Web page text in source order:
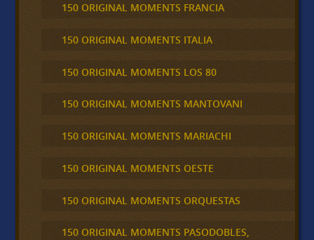
150 ORIGINAL MOMENTS FRANCIA
150 ORIGINAL MOMENTS ITALIA
150 ORIGINAL MOMENTS LOS 80
150 ORIGINAL MOMENTS MANTOVANI
150 ORIGINAL MOMENTS MARIACHI
150 ORIGINAL MOMENTS OESTE
150 ORIGINAL MOMENTS ORQUESTAS
150 ORIGINAL MOMENTS PASODOBLES,